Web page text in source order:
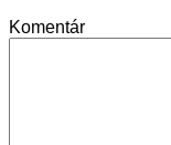
Komentár